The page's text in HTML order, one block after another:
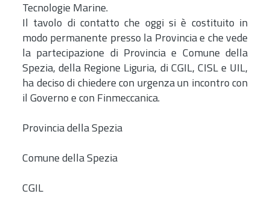
Tecnologie Marine.
Il tavolo di contatto che oggi si è costituito in
modo permanente presso la Provincia e che vede
la partecipazione di Provincia e Comune della
Spezia, della Regione Liguria, di CGIL, CISL e UIL,
ha deciso di chiedere con urgenza un incontro con
il Governo e con Finmeccanica.
Provincia della Spezia
Comune della Spezia
CGIL